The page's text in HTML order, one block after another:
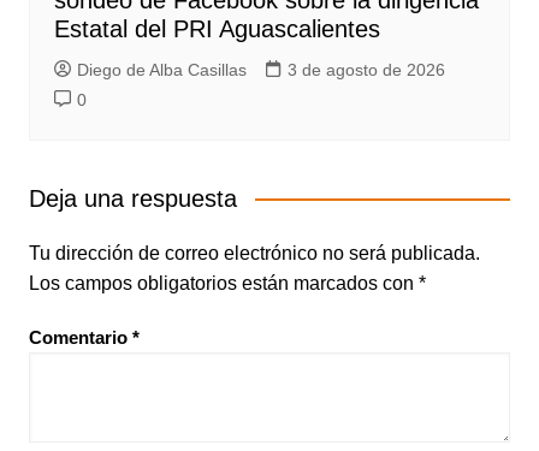
Estatal del PRI Aguascalientes
Diego de Alba Casillas
3 de agosto de 2026
0
Deja una respuesta
Tu dirección de correo electrónico no será publicada.
Los campos obligatorios están marcados con *
Comentario *